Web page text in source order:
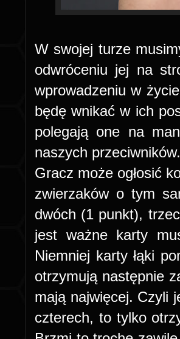
W swojej turze
odwróceniu jej na
wprowadzeniu w
będę wnikać w ich
polegają one na
naszych przeciwników.
Gracz może ogłosić
zwierzaków o tym
dwóch (1 punkt),
jest ważne karty
Niemniej karty łąki
otrzymują następnie
mają najwięcej. Czyli
czterech, to tylko